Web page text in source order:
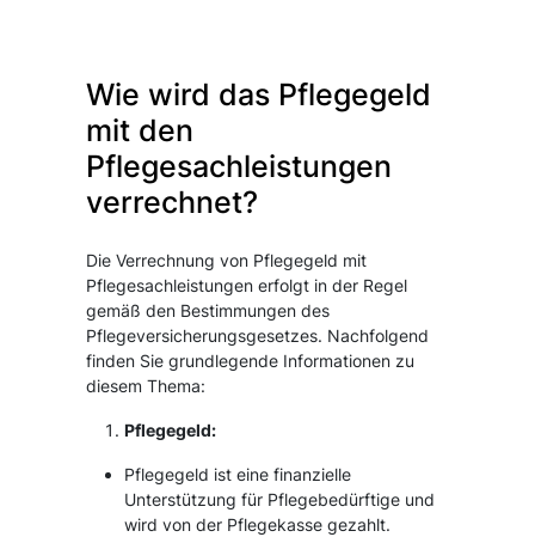
Wie wird das Pflegegeld
mit den
Pflegesachleistungen
verrechnet?
Die Verrechnung von Pflegegeld mit
Pflegesachleistungen erfolgt in der Regel
gemäß den Bestimmungen des
Pflegeversicherungsgesetzes. Nachfolgend
finden Sie grundlegende Informationen zu
diesem Thema:
Pflegegeld:
Pflegegeld ist eine finanzielle
Unterstützung für Pflegebedürftige und
wird von der Pflegekasse gezahlt.